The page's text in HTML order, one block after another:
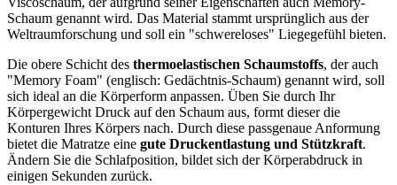
Schaum genannt wird. Das Material stammt ursprünglich aus der
Weltraumforschung und soll ein "schwereloses" Liegegefühl bieten.
Die obere Schicht des thermoelastischen Schaumstoffs, der auch
"Memory Foam" (englisch: Gedächtnis-Schaum) genannt wird, soll
sich ideal an die Körperform anpassen. Üben Sie durch Ihr
Körpergewicht Druck auf den Schaum aus, formt dieser die
Konturen Ihres Körpers nach. Durch diese passgenaue Anformung
bietet die Matratze eine gute Druckentlastung und Stützkraft.
Ändern Sie die Schlafposition, bildet sich der Körperabdruck in
einigen Sekunden zurück.